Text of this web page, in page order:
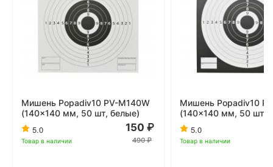
Мишень Popadiv10 PV-M140W
(140x140 мм, 50 шт, белые)
5.0
Товар в наличии
150
490
Мишень Popadiv10
(140x140 мм, 50 шт,
5.0
Товар в наличии